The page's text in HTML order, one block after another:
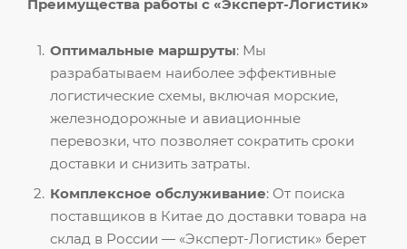
Преимущества работы с «Эксперт-Логистик»
Оптимальные маршруты: Мы
разрабатываем наиболее эффективные
логистические схемы, включая морские,
железнодорожные и авиационные
перевозки, что позволяет сократить сроки
доставки и снизить затраты.
Комплексное обслуживание: От поиска
поставщиков в Китае до доставки товара на
склад в России — «Эксперт-Логистик» берет